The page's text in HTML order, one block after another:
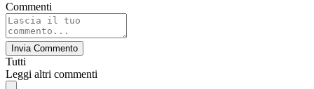
Commenti
Invia Commento
Tutti
Leggi altri commenti